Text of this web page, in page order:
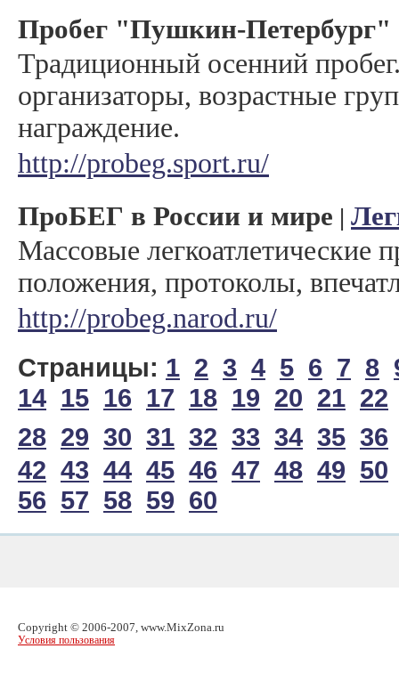
Пробег "Пушкин-Петербург"
Традиционный осенний
организаторы, возрастные
награждение.
http://probeg.sport.ru/
ПроБЕГ в России и мире |
Массовые легкоатлетические
положения, протоколы,
http://probeg.narod.ru/
Страницы: 1 2 3 4 5 6 7 8
14 15 16 17 18 19 20 21 22
28 29 30 31 32 33 34 35 36
42 43 44 45 46 47 48 49 50
56 57 58 59 60
Copyright © 2006-2007, www.MixZona.ru
Условия пользования